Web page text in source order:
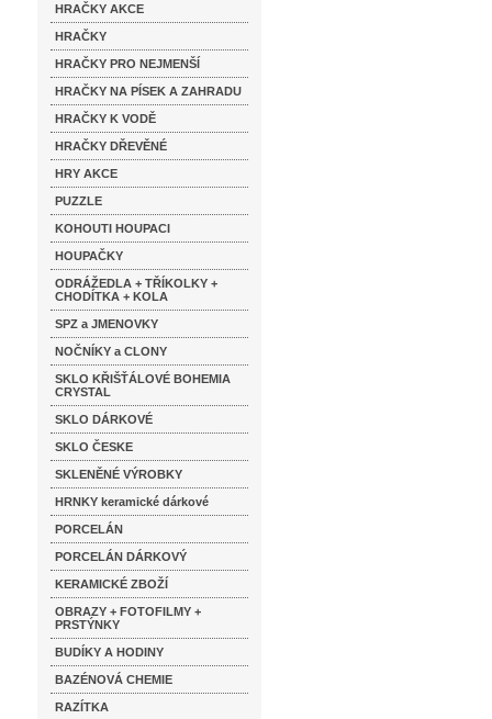
HRAČKY AKCE
HRAČKY
HRAČKY PRO NEJMENŠÍ
HRAČKY NA PÍSEK A ZAHRADU
HRAČKY K VODĚ
HRAČKY DŘEVĚNÉ
HRY AKCE
PUZZLE
KOHOUTI HOUPACI
HOUPAČKY
ODRÁŽEDLA + TŘÍKOLKY +
CHODÍTKA + KOLA
SPZ a JMENOVKY
NOČNÍKY a CLONY
SKLO KŘIŠŤÁLOVÉ BOHEMIA
CRYSTAL
SKLO DÁRKOVÉ
SKLO ČESKE
SKLENĚNÉ VÝROBKY
HRNKY keramické dárkové
PORCELÁN
PORCELÁN DÁRKOVÝ
KERAMICKÉ ZBOŽÍ
OBRAZY + FOTOFILMY +
PRSTÝNKY
BUDÍKY A HODINY
BAZÉNOVÁ CHEMIE
RAZÍTKA